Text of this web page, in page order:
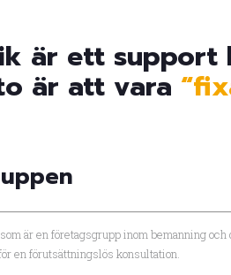
är ett
är att vara
är en företagsgrupp inom bemanning
en förutsättningslös konsultation.